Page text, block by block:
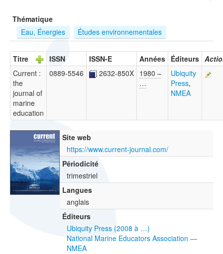
ES
?
Thématique
Eau, Énergies
Études environnementales
Titre ISSN ISSN-E Années Éditeurs
Current :
the
journal of
marine
education
0889-5546 2632-850X 1980 –
…
Ubiquity
Press,
NMEA
Site web
https://www.current-journal.com/
Périodicité
trimestriel
Langues
anglais
Éditeurs
Ubiquity Press (2008 à …)
National Marine Educators Association —
NMEA